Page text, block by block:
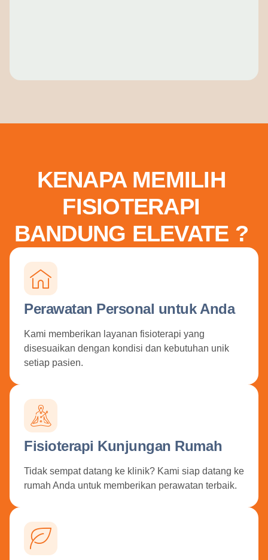
KENAPA MEMILIH
FISIOTERAPI
BANDUNG ELEVATE ?
Perawatan Personal untuk Anda
Kami memberikan layanan fisioterapi yang
disesuaikan dengan kondisi dan kebutuhan unik
setiap pasien.
Fisioterapi Kunjungan Rumah
Tidak sempat datang ke klinik? Kami siap datang ke
rumah Anda untuk memberikan perawatan terbaik.